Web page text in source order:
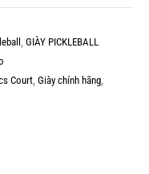
GIÀY PICKLEBALL
Court Giày chính hãng